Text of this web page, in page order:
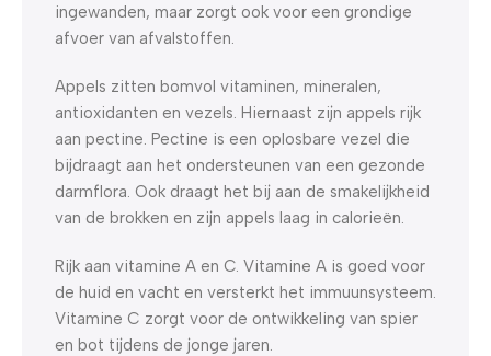
ingewanden, maar zorgt ook voor een grondige
afvoer van afvalstoffen.
Appels zitten bomvol vitaminen, mineralen,
antioxidanten en vezels. Hiernaast zijn appels rijk
aan pectine. Pectine is een oplosbare vezel die
bijdraagt aan het ondersteunen van een gezonde
darmflora. Ook draagt het bij aan de smakelijkheid
van de brokken en zijn appels laag in calorieën.
Rijk aan vitamine A en C. Vitamine A is goed voor
de huid en vacht en versterkt het immuunsysteem.
Vitamine C zorgt voor de ontwikkeling van spier
en bot tijdens de jonge jaren.